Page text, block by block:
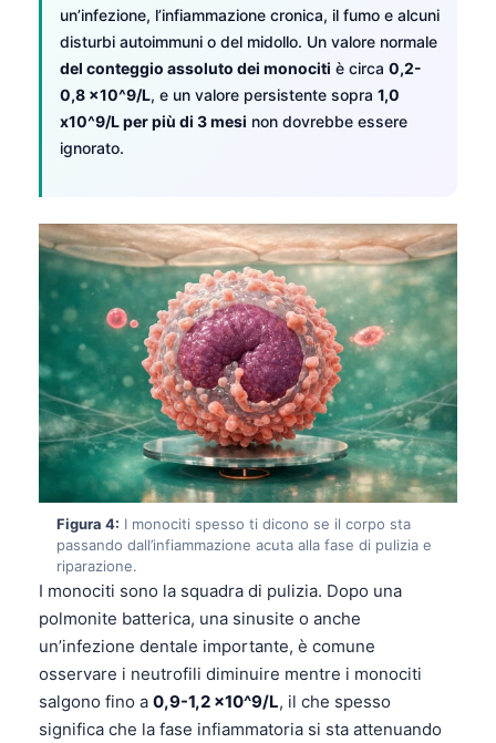
un’infezione, l’infiammazione cronica, il fumo e alcuni
disturbi autoimmuni o del midollo. Un valore normale
del conteggio assoluto dei monociti è circa 0,2-
0,8 x10^9/L, e un valore persistente sopra 1,0
x10^9/L per più di 3 mesi non dovrebbe essere
ignorato.
Figura 4: I monociti spesso ti dicono se il corpo sta
passando dall’infiammazione acuta alla fase di pulizia e
riparazione.
I monociti sono la squadra di pulizia. Dopo una
polmonite batterica, una sinusite o anche
un’infezione dentale importante, è comune
osservare i neutrofili diminuire mentre i monociti
salgono fino a 0,9-1,2 x10^9/L, il che spesso
significa che la fase infiammatoria si sta attenuando